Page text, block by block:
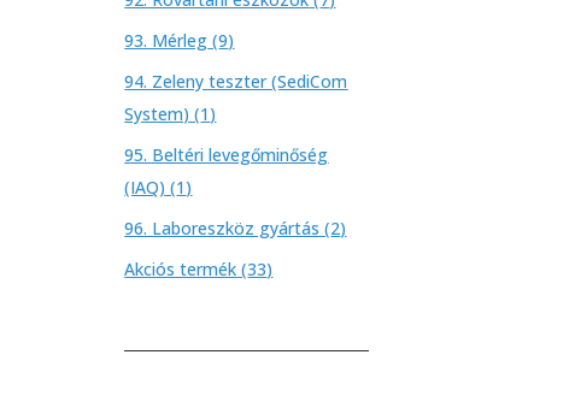
93. Mérleg 99
termék
94. Zeleny teszter (SediCom
System) 1 1
termék
95. Beltéri levegőminőség
(IAQ) 1 1
termék
96. Laboreszköz gyártás 22
Akciós termék 3333